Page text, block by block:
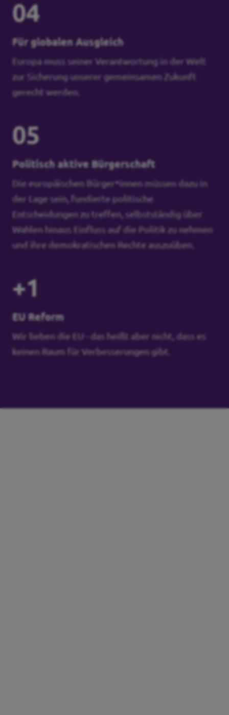
04
Für globalen Ausgleich
Europa muss seiner Verantwortung in der Welt
zur Sicherung unserer gemeinsamen Zukunft
gerecht werden.
05
Politisch aktive Bürgerschaft
Die europäischen Bürger*innen müssen dazu in
der Lage sein, fundierte politische
Entscheidungen zu treffen, selbstständig über
Wahlen hinaus Einfluss auf die Politik zu nehmen
und ihre demokratischen Rechte auszuüben.
+1
EU Reform
Wir lieben die EU - das heißt aber nicht, dass es
keinen Raum für Verbesserungen gibt.